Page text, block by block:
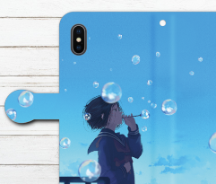
ター オリジナル デザイン グッズ
ル：おはよう 作：みふる